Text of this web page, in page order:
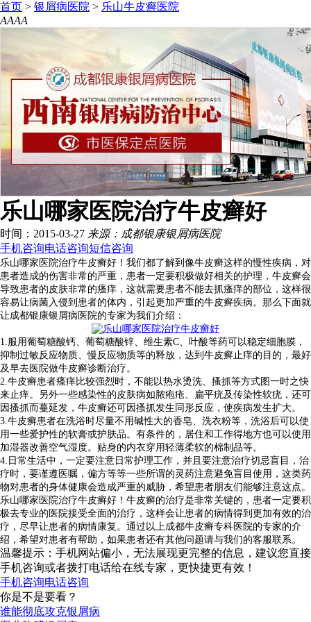
首页 > 银屑病医院 > 乐山牛皮癣医院
AAAA
乐山哪家医院治疗牛皮癣好
时间：2015-03-27 来源：成都银康银屑病医院
手机咨询电话咨询短信咨询
乐山哪家医院治疗牛皮癣好！我们都了解到像牛皮癣这样的慢性疾病，对
患者造成的伤害非常的严重，患者一定要积极做好相关的护理，牛皮癣会
导致患者的皮肤非常的瘙痒，这就需要患者不能去抓瘙痒的部位，这样很
容易让病菌入侵到患者的体内，引起更加严重的牛皮癣疾病。那么下面就
让成都银康银屑病医院的专家为我们介绍：
1.服用葡萄糖酸钙、葡萄糖酸锌、维生素C、叶酸等药可以稳定细胞膜，
抑制过敏反应物质、慢反应物质等的释放，达到牛皮癣止痒的目的，最好
及早去医院做牛皮癣诊断治疗。
2.牛皮癣患者瘙痒比较强烈时，不能以热水烫洗、搔抓等方式图一时之快
来止痒。另外一些感染性的皮肤病如脓疱疮、扁平疣及传染性软疣，还可
因搔抓而蔓延发，牛皮癣还可因搔抓发生同形反应，使疾病发生扩大。
3.牛皮癣患者在洗浴时尽量不用碱性大的香皂、洗衣粉等，洗浴后可以使
用一些爱护性的软膏或护肤品。有条件的，居住和工作得地方也可以使用
加湿器改善空气湿度。贴身的内衣穿用轻薄柔软的棉制品等。
4.日常生活中，一定要注意日常护理工作，并且要注意治疗切忌盲目，治
疗时，要谨遵医嘱，偏方等等一些所谓的灵药注意避免盲目使用，这类药
物对患者的身体健康会造成严重的威胁，希望患者朋友们能够注意这点。
乐山哪家医院治疗牛皮癣好！牛皮癣的治疗是非常关键的，患者一定要积
极去专业的医院接受全面的治疗，这样会让患者的病情得到更加有效的治
疗，尽早让患者的病情康复。通过以上成都牛皮癣专科医院的专家的介
绍，希望对患者有帮助，如果患者还有其他问题请与我们的客服联系。
温馨提示：手机网站偏小，无法展现更完整的信息，建议您直接
手机咨询或者拨打电话给在线专家，更快捷更有效！
手机咨询电话咨询
你是不是要看？
谁能彻底攻克银屑病